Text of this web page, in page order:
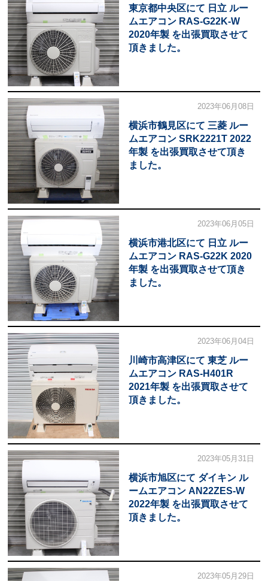
東京都中央区にて 日立 ルー
ムエアコン RAS-G22K-W
2020年製 を出張買取させて
頂きました。
2023年06月08日
横浜市鶴見区にて 三菱 ルー
ムエアコン SRK2221T 2022
年製 を出張買取させて頂き
ました。
2023年06月05日
横浜市港北区にて 日立 ルー
ムエアコン RAS-G22K 2020
年製 を出張買取させて頂き
ました。
2023年06月04日
川崎市高津区にて 東芝 ルー
ムエアコン RAS-H401R
2021年製 を出張買取させて
頂きました。
2023年05月31日
横浜市旭区にて ダイキン ル
ームエアコン AN22ZES-W
2022年製 を出張買取させて
頂きました。
2023年05月29日